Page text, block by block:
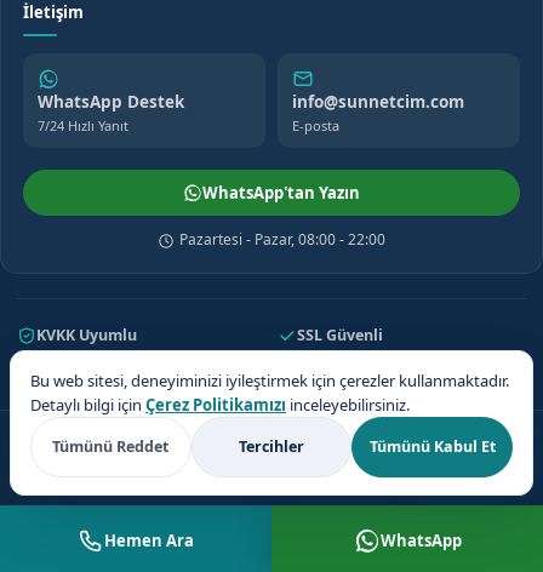
Teklif Al
İletişim
WhatsApp Destek
7/24 Hızlı Yanıt
info@sunnetcim.com
E-posta
WhatsApp'tan Yazın
Pazartesi - Pazar, 08:00 - 22:00
KVKK Uyumlu
SSL Güvenli
7/24 Destek
81 İl Kapsama
© 2026 Sünnetçim. Tüm hakları saklıdır.
Hemen Ara WhatsApp
Bu web sitesi, deneyiminizi iyileştirmek için çerezler kullanmaktadır.
Detaylı bilgi için Çerez Politikamızı inceleyebilirsiniz.
Tümünü Reddet Tercihler Tümünü Kabul Et